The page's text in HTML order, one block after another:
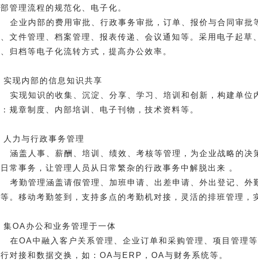
管理流程的规范化、电子化。
企业内部的费用审批、行政事务审批，订单、报价与合同审批
文件管理、档案管理、报表传递、会议通知等。采用电子起草
归档等电子化流转方式，提高办公效率。
实现内部的信息知识共享
实现知识的收集、沉淀、分享、学习、培训和创新，构建单位
规章制度、内部培训、电子刊物，技术资料等。
人力与行政事务管理
涵盖人事、薪酬、培训、绩效、考核等管理，为企业战略的决
常事务，让管理人员从日常繁杂的行政事务中解脱出来 。
考勤管理涵盖请假管理、加班申请、出差申请、外出登记、外
。移动考勤签到，支持多点的考勤机对接，灵活的排班管理，
集OA办公和业务管理于一体
在OA中融入客户关系管理、企业订单和采购管理、项目管理
对接和数据交换，如：OA与ERP，OA与财务系统等。